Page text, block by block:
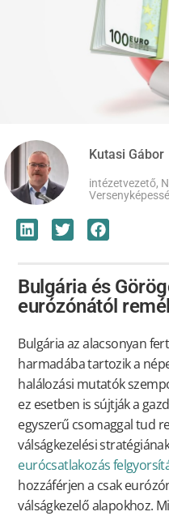
Kutasi Gábor
intézetvezető,
Bulgária és
eurózónától
Bulgária az alacsonyan
harmadába tartozik a
halálozási mutatók
ez esetben is sújtják a
egyszerű csomaggal tud
válságkezelési
eurócsatlakozás
hozzáférjen a csak
válságkezelő alapokhoz.